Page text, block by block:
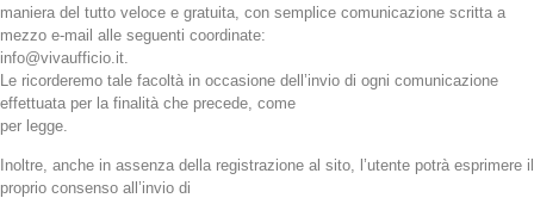
maniera del tutto veloce e gratuita, con semplice comunicazione scritta a
mezzo e-mail alle seguenti coordinate:
info@vivaufficio.it.
Le ricorderemo tale facoltà in occasione dell’invio di ogni comunicazione
effettuata per la finalità che precede, come
per legge.
Inoltre, anche in assenza della registrazione al sito, l’utente potrà esprimere il
proprio consenso all’invio di